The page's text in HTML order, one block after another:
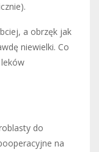
a obrzęk jak
niewielki. Co
do
na